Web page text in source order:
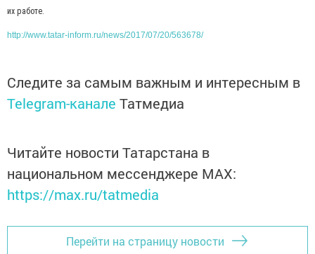
их работе.
http://www.tatar-inform.ru/news/2017/07/20/563678/
Следите за самым важным и интересным в
Telegram-канале Татмедиа
Читайте новости Татарстана в
национальном мессенджере MАХ:
https://max.ru/tatmedia
Перейти на страницу новости